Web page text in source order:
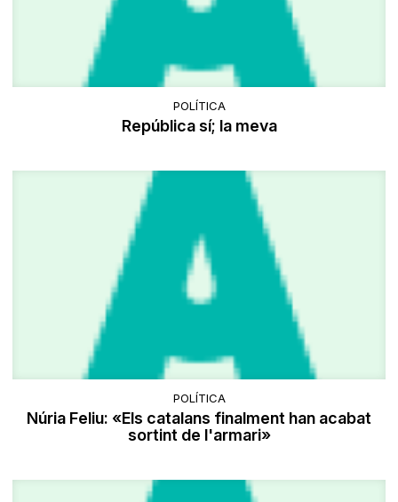
POLÍTICA
República sí; la meva
POLÍTICA
Núria Feliu: «Els catalans finalment han acabat
sortint de l'armari»